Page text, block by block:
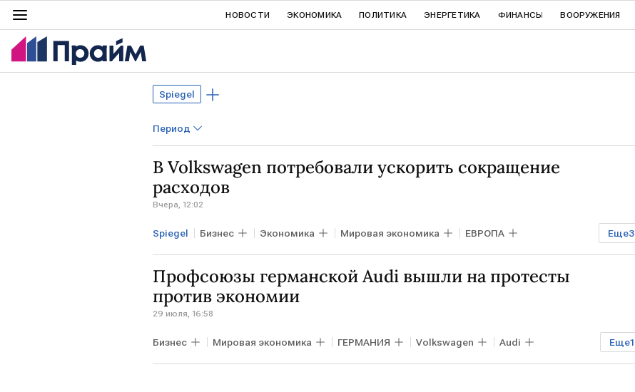
НОВОСТИ ЭКОНОМИКА ПОЛИТИКА ЭНЕРГЕТИКА ФИНАНСЫ ВООРУЖЕНИЯ
Spiegel
Период
В Volkswagen потребовали ускорить сокращение
расходов
Вчера, 12:02
Еще3
Spiegel Бизнес Экономика Мировая экономика ЕВРОПА
ГЕРМАНИЯ ЮЖНАЯ АМЕРИКА Volkswagen Porsche
Профсоюзы германской Audi вышли на протесты
против экономии
29 июля, 16:58
Еще1
Бизнес Мировая экономика ГЕРМАНИЯ Volkswagen Audi
IG Metall